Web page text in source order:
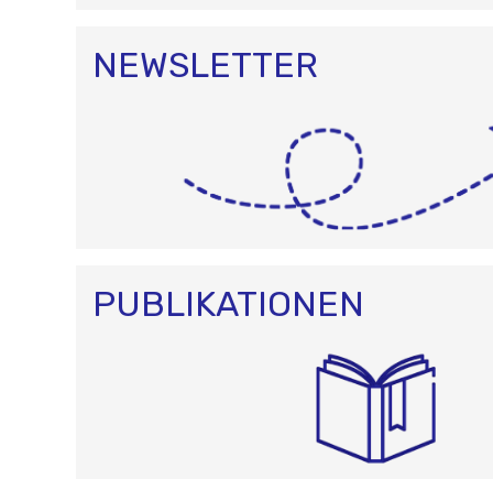
NEWSLETTER
PUBLIKATIONEN